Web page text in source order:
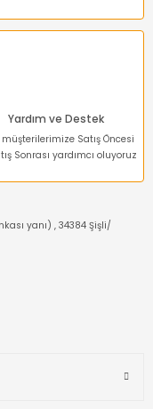
Yardım ve Destek
Satış Öncesi
Sonrası yardımcı oluyoruz
yanı) , 34384 Şişli/